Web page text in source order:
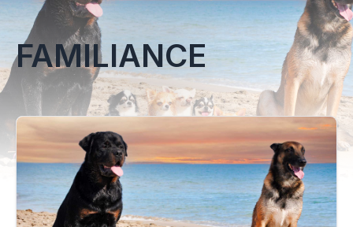
FAMILIANCE